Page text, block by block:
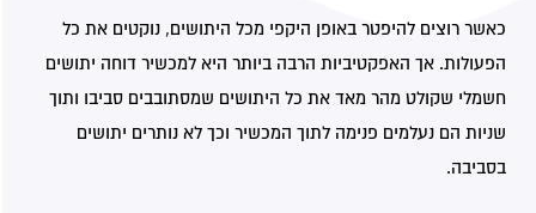
כאשר רוצים להיפטר באופן היקפי מכל היתושים, נוקטים את כל
הפעולות. אך האפקטיביות הרבה ביותר היא למכשיר דוחה יתושים
חשמלי שקולט מהר מאד את כל היתושים שמסתובבים סביבו ותוך
שניות הם נעלמים פנימה לתוך המכשיר וכך לא נותרים יתושים
בסביבה.
עוגיות אלו,
מהפונקציות
באתר לא